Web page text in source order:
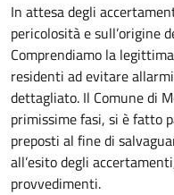
In attesa degli
pericolosità e sull’origine
Comprendiamo la
residenti ad evitare
dettagliato. Il Comune di
primissime fasi, si è fatto
preposti al fine di
all’esito degli
provvedimenti.